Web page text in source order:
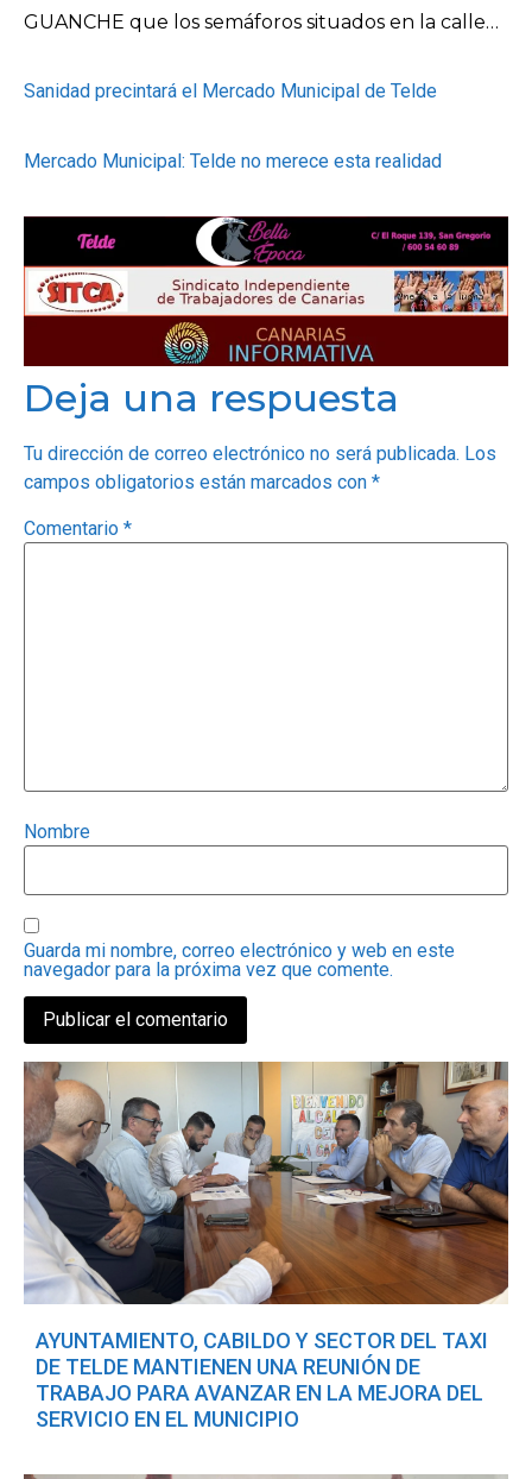
GUANCHE que los semáforos situados en la calle…
Sanidad precintará el Mercado Municipal de Telde
Mercado Municipal: Telde no merece esta realidad
Deja una respuesta
Tu dirección de correo electrónico no será publicada. Los
campos obligatorios están marcados con *
Comentario *
Nombre
Guarda mi nombre, correo electrónico y web en este
navegador para la próxima vez que comente.
AYUNTAMIENTO, CABILDO Y SECTOR DEL TAXI
DE TELDE MANTIENEN UNA REUNIÓN DE
TRABAJO PARA AVANZAR EN LA MEJORA DEL
SERVICIO EN EL MUNICIPIO